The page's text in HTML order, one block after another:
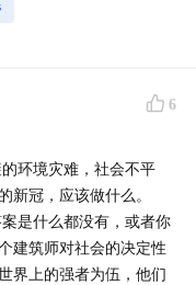
节目，一起聊聊丑
锯。
时期，但除了房地
领域，有一个例外就
6
环境灾难，社会不平
新冠，应该做什么。
是什么都没有，或者你
建筑师对社会的决定性
界上的强者为伍，他们